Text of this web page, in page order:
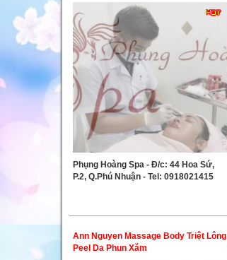
Phụng Hoàng Spa - Đ/c: 44 Hoa Sứ,
P.2, Q.Phú Nhuận - Tel: 0918021415
Ann Nguyen Massage Body Triệt Lông
Peel Da Phun Xăm